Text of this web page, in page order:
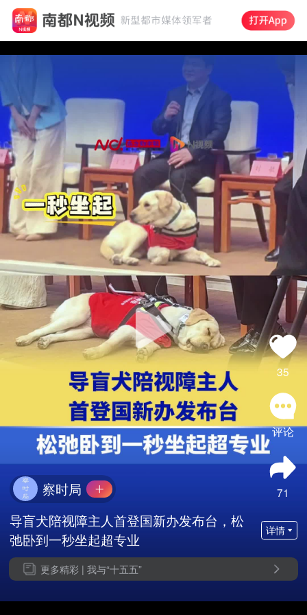
35
评论
71
察时局
导盲犬陪视障主人首登国新办发布台，松
弛卧到一秒坐起超专业
详情
更多精彩 | 我与“十五五”